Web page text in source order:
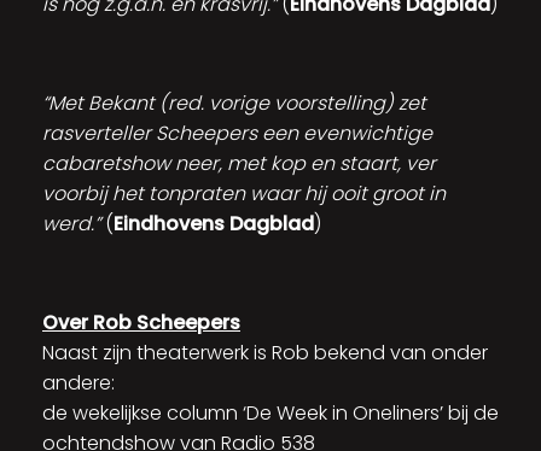
“Met Bekant (red. vorige voorstelling) zet
rasverteller Scheepers een evenwichtige
cabaretshow neer, met kop en staart, ver
voorbij het tonpraten waar hij ooit groot in
werd.”(Eindhovens Dagblad)
Over Rob Scheepers
Naast zijn theaterwerk is Rob bekend van onder
andere:
de wekelijkse column ‘De Week in Oneliners’ bij de
ochtendshow van Radio 538